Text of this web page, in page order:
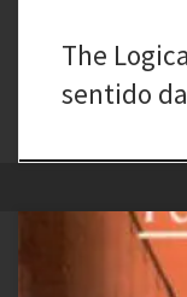
The
sentido